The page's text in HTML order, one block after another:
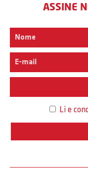
ASSINE
Li e